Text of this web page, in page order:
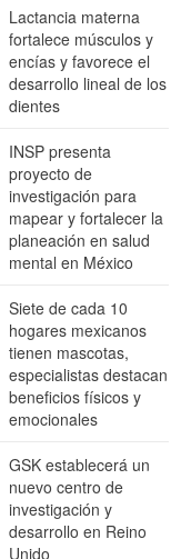
Lactancia materna
fortalece músculos y
encías y favorece el
desarrollo lineal de los
dientes
INSP presenta
proyecto de
investigación para
mapear y fortalecer la
planeación en salud
mental en México
Siete de cada 10
hogares mexicanos
tienen mascotas,
especialistas destacan
beneficios físicos y
emocionales
GSK establecerá un
nuevo centro de
investigación y
desarrollo en Reino
Unido